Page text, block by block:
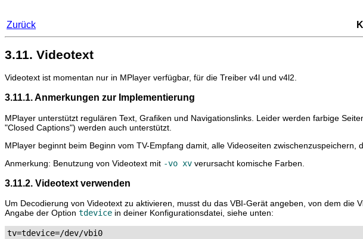
Zurück
3.11. Videotext
Videotext ist momentan nur in MPlayer verfügbar, für die Treiber v4l und v4l2.
3.11.1. Anmerkungen zur Implementierung
MPlayer unterstützt regulären Text, Grafiken und Navigationslinks. Leider werden farbige
"Closed Captions") werden auch unterstützt.
MPlayer beginnt beim Beginn vom TV-Empfang damit, alle Videoseiten
Anmerkung: Benutzung von Videotext mit -vo xv verursacht komische Farben.
3.11.2. Videotext verwenden
Um Decodierung von Videotext zu aktivieren, musst du das VBI-Gerät angeben, von dem die
Angabe der Option tdevice in deiner Konfigurationsdatei, siehe unten:
tv=tdevice=/dev/vbi0